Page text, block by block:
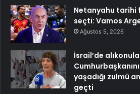
Netanyahu tarihi
seçti: Vamos
Ağustos 5, 2026
İsrail’de
yaşadığı zulmü
geçti